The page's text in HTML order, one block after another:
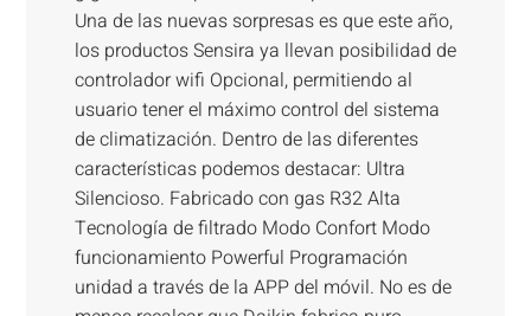
Una de las nuevas sorpresas es que este año,
los productos Sensira ya llevan posibilidad de
controlador wifi Opcional, permitiendo al
usuario tener el máximo control del sistema
de climatización. Dentro de las diferentes
características podemos destacar: Ultra
Silencioso. Fabricado con gas R32 Alta
Tecnología de filtrado Modo Confort Modo
funcionamiento Powerful Programación
unidad a través de la APP del móvil. No es de